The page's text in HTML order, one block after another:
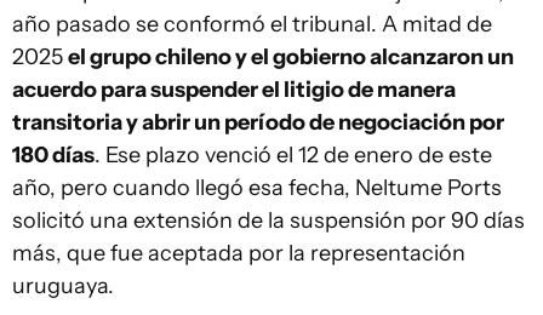
año pasado se conformó el tribunal. A mitad de
2025el grupo chileno y el gobierno alcanzaron un
acuerdo para suspender el litigio de manera
transitoria y abrir un período de negociación por
180 días. Ese plazo venció el 12 de enero de este
año, pero cuando llegó esa fecha, Neltume Ports
solicitó una extensión de la suspensión por 90 días
más, que fue aceptada por la representación
uruguaya.